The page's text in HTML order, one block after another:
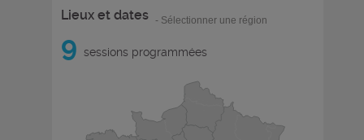
Lieux et dates - Sélectionner une région
9 sessions programmées